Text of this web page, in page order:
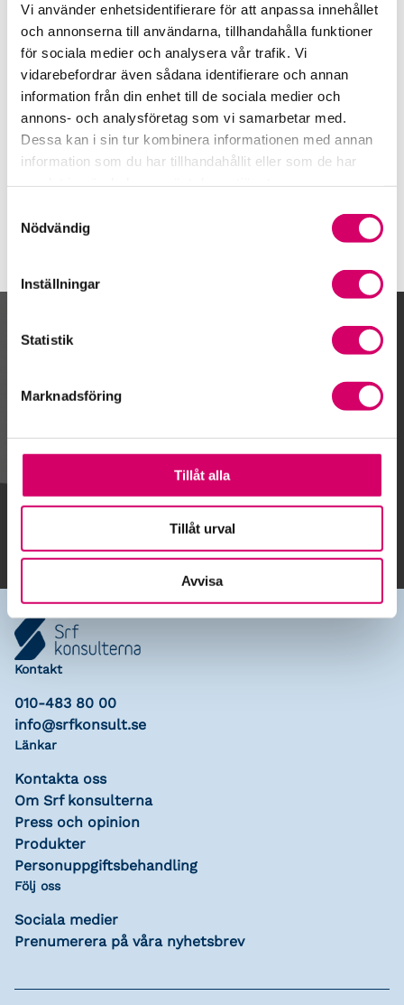
Vi använder enhetsidentifierare för att anpassa innehållet
och annonserna till användarna, tillhandahålla funktioner
för sociala medier och analysera vår trafik. Vi
vidarebefordrar även sådana identifierare och annan
information från din enhet till de sociala medier och
annons- och analysföretag som vi samarbetar med.
Dessa kan i sin tur kombinera informationen med annan
information som du har tillhandahållit eller som de har
Nödvändig
Inställningar
Statistik
Marknadsföring
Tillåt alla
Tillåt urval
Avvisa
Kontiva Consulting AB
Srf Auktoriserade konsulter
Elham Baloujestani
Auktoriserad Redovisningskonsult
Skicka e-post
Kalendarium
Gå till kalendariet
Lägg till i kalender
Kontakt
010-483 80 00
info@srfkonsult.se
Länkar
Kontakta oss
Om Srf konsulterna
Press och opinion
Produkter
Personuppgiftsbehandling
Följ oss
Sociala medier
Prenumerera på våra nyhetsbrev